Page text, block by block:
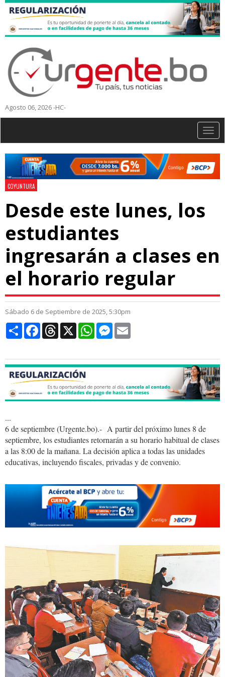
Agosto 06, 2026 -HC-
COYUNTURA
Desde este lunes, los
estudiantes
ingresarán a clases en
el horario regular
Sábado 6 de Septiembre de 2025, 5:30pm
CompartirFacebookThreads
X WhatsAppMessenger
...
6 de septiembre (Urgente.bo).- A partir del próximo lunes 8 de
septiembre, los estudiantes retornarán a su horario habitual de clases
a las 8:00 de la mañana. La decisión aplica a todas las unidades
educativas, incluyendo fiscales, privadas y de convenio.
ESTUDIANTES
1234_0.jpg